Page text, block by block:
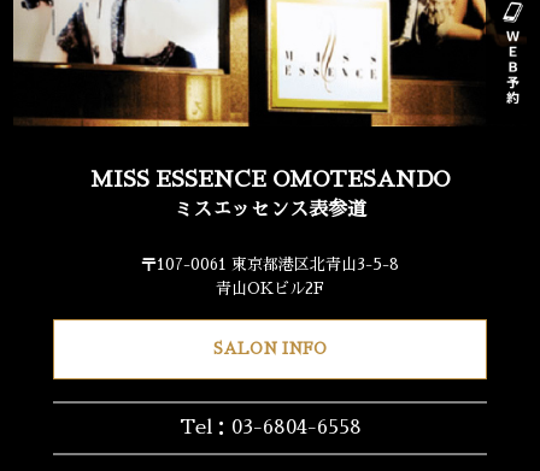
MISS ESSENCE OMOTESANDO
ミスエッセンス表参道
〒107-0061 東京都港区北青山3-5-8
青山OKビル2F
SALON INFO
Tel：03-6804-6558